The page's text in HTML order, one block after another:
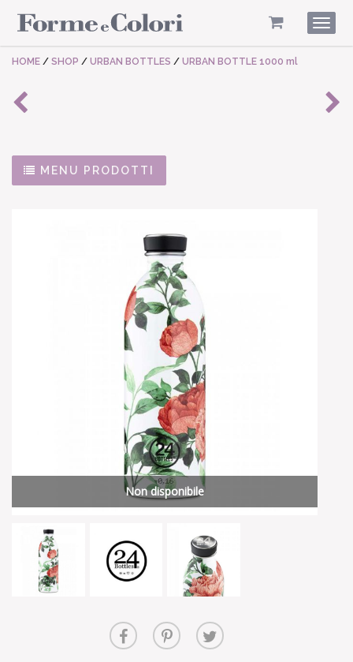
HOME / SHOP / URBAN BOTTLES / URBAN BOTTLE 1000 ml
MENU PRODOTTI
Non disponibile